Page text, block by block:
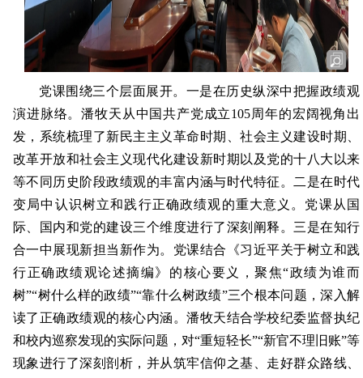
党课围绕三个层面展开。一是在历史纵深中把握政绩观
演进脉络。潘牧天从中国共产党成立105周年的宏阔视角出
发，系统梳理了新民主主义革命时期、社会主义建设时期、
改革开放和社会主义现代化建设新时期以及党的十八大以来
等不同历史阶段政绩观的丰富内涵与时代特征。二是在时代
变局中认识树立和践行正确政绩观的重大意义。党课从国
际、国内和党的建设三个维度进行了深刻阐释。三是在知行
合一中展现新担当新作为。党课结合《习近平关于树立和践
行正确政绩观论述摘编》的核心要义，聚焦“政绩为谁而
树”“树什么样的政绩”“靠什么树政绩”三个根本问题，深入解
读了正确政绩观的核心内涵。潘牧天结合学校纪委监督执纪
和校内巡察发现的实际问题，对“重短轻长”“新官不理旧账”等
现象进行了深刻剖析，并从筑牢信仰之基、走好群众路线、